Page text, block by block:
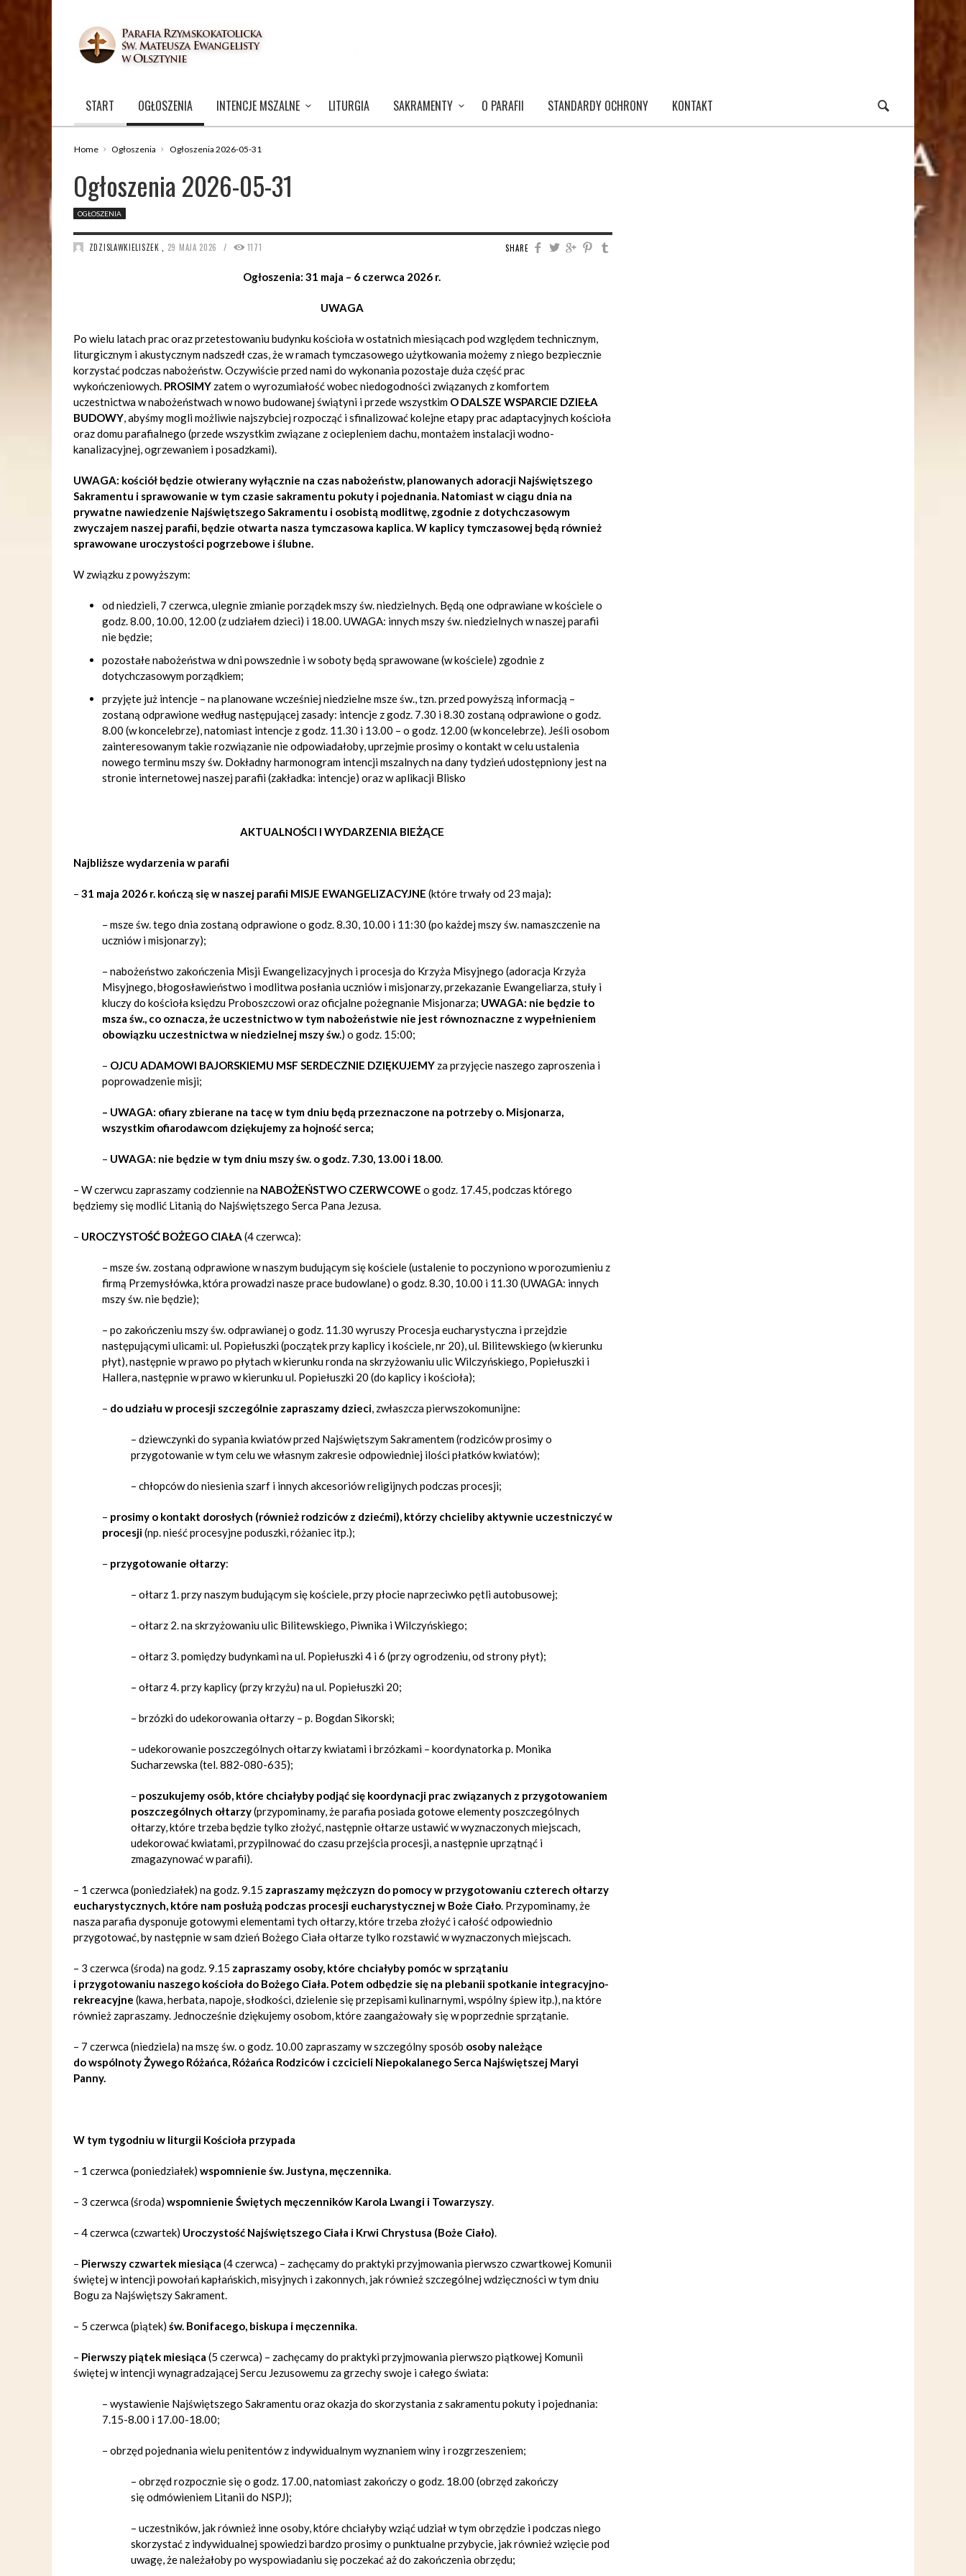
START OGŁOSZENIA INTENCJE MSZALNE LITURGIA SAKRAMENTY O PARAFII STANDARDY OCHRONY KONTAKT
Home Ogłoszenia Ogłoszenia 2026-05-31
Ogłoszenia 2026-05-31
OGŁOSZENIA
SHARE
ZDZISLAWKIELISZEK 29 MAJA 2026 / 1171
Ogłoszenia: 31 maja – 6 czerwca 2026 r.
UWAGA
Po wielu latach prac oraz przetestowaniu budynku kościoła w ostatnich miesiącach pod względem technicznym,
liturgicznym i akustycznym nadszedł czas, że w ramach tymczasowego użytkowania możemy z niego bezpiecznie
korzystać podczas nabożeństw. Oczywiście przed nami do wykonania pozostaje duża część prac
wykończeniowych. PROSIMY zatem o wyrozumiałość wobec niedogodności związanych z komfortem
uczestnictwa w nabożeństwach w nowo budowanej świątyni i przede wszystkim O DALSZE WSPARCIE DZIEŁA
BUDOWY, abyśmy mogli możliwie najszybciej rozpocząć i sfinalizować kolejne etapy prac adaptacyjnych kościoła
oraz domu parafialnego (przede wszystkim związane z ociepleniem dachu, montażem instalacji wodno-
kanalizacyjnej, ogrzewaniem i posadzkami).
UWAGA: kościół będzie otwierany wyłącznie na czas nabożeństw, planowanych adoracji Najświętszego
Sakramentu i sprawowanie w tym czasie sakramentu pokuty i pojednania. Natomiast w ciągu dnia na
prywatne nawiedzenie Najświętszego Sakramentu i osobistą modlitwę, zgodnie z dotychczasowym
zwyczajem naszej parafii, będzie otwarta nasza tymczasowa kaplica. W kaplicy tymczasowej będą również
sprawowane uroczystości pogrzebowe i ślubne.
W związku z powyższym:
od niedzieli, 7 czerwca, ulegnie zmianie porządek mszy św. niedzielnych. Będą one odprawiane w kościele o
godz. 8.00, 10.00, 12.00 (z udziałem dzieci) i 18.00. UWAGA: innych mszy św. niedzielnych w naszej parafii
nie będzie;
pozostałe nabożeństwa w dni powszednie i w soboty będą sprawowane (w kościele) zgodnie z
dotychczasowym porządkiem;
przyjęte już intencje – na planowane wcześniej niedzielne msze św., tzn. przed powyższą informacją –
zostaną odprawione według następującej zasady: intencje z godz. 7.30 i 8.30 zostaną odprawione o godz.
8.00 (w koncelebrze), natomiast intencje z godz. 11.30 i 13.00 – o godz. 12.00 (w koncelebrze). Jeśli osobom
zainteresowanym takie rozwiązanie nie odpowiadałoby, uprzejmie prosimy o kontakt w celu ustalenia
nowego terminu mszy św. Dokładny harmonogram intencji mszalnych na dany tydzień udostępniony jest na
stronie internetowej naszej parafii (zakładka: intencje) oraz w aplikacji Blisko
AKTUALNOŚCI I WYDARZENIA BIEŻĄCE
Najbliższe wydarzenia w parafii
– 31 maja 2026 r. kończą się w naszej parafii MISJE EWANGELIZACYJNE (które trwały od 23 maja):
– msze św. tego dnia zostaną odprawione o godz. 8.30, 10.00 i 11:30 (po każdej mszy św. namaszczenie na
uczniów i misjonarzy);
– nabożeństwo zakończenia Misji Ewangelizacyjnych i procesja do Krzyża Misyjnego (adoracja Krzyża
Misyjnego, błogosławieństwo i modlitwa posłania uczniów i misjonarzy, przekazanie Ewangeliarza, stuły i
kluczy do kościoła księdzu Proboszczowi oraz oficjalne pożegnanie Misjonarza; UWAGA: nie będzie to
msza św., co oznacza, że uczestnictwo w tym nabożeństwie nie jest równoznaczne z wypełnieniem
obowiązku uczestnictwa w niedzielnej mszy św.) o godz. 15:00;
– OJCU ADAMOWI BAJORSKIEMU MSF SERDECZNIE DZIĘKUJEMY za przyjęcie naszego zaproszenia i
poprowadzenie misji;
– UWAGA: ofiary zbierane na tacę w tym dniu będą przeznaczone na potrzeby o. Misjonarza,
wszystkim ofiarodawcom dziękujemy za hojność serca;
– UWAGA: nie będzie w tym dniu mszy św. o godz. 7.30, 13.00 i 18.00.
– W czerwcu zapraszamy codziennie na NABOŻEŃSTWO CZERWCOWE o godz. 17.45, podczas którego
będziemy się modlić Litanią do Najświętszego Serca Pana Jezusa.
– UROCZYSTOŚĆ BOŻEGO CIAŁA (4 czerwca):
– msze św. zostaną odprawione w naszym budującym się kościele(ustalenie to poczyniono w porozumieniu z
firmą Przemysłówka, która prowadzi nasze prace budowlane) o godz. 8.30, 10.00 i 11.30 (UWAGA: innych
mszy św. nie będzie);
– po zakończeniu mszy św. odprawianej o godz. 11.30 wyruszy Procesja eucharystyczna iprzejdzie
następującymi ulicami: ul. Popiełuszki (początek przy kaplicy i kościele, nr 20), ul. Bilitewskiego (w kierunku
płyt), następnie w prawo po płytach w kierunku ronda na skrzyżowaniu ulic Wilczyńskiego, Popiełuszki i
Hallera, następnie w prawo w kierunku ul. Popiełuszki 20 (do kaplicy i kościoła);
– do udziału w procesji szczególnie zapraszamy dzieci, zwłaszcza pierwszokomunijne:
– dziewczynki do sypania kwiatów przed Najświętszym Sakramentem (rodziców prosimy o
przygotowanie w tym celu we własnym zakresie odpowiedniej ilości płatków kwiatów);
– chłopców do niesienia szarf i innych akcesoriów religijnych podczas procesji;
– prosimy o kontakt dorosłych (również rodziców z dziećmi), którzy chcieliby aktywnie uczestniczyć w
procesji(np. nieść procesyjne poduszki, różaniec itp.);
– przygotowanie ołtarzy:
– ołtarz 1. przy naszym budującym się kościele, przy płocie naprzeciwko pętli autobusowej;
– ołtarz 2. na skrzyżowaniu ulic Bilitewskiego, Piwnika i Wilczyńskiego;
– ołtarz 3. pomiędzy budynkami na ul. Popiełuszki 4 i 6 (przy ogrodzeniu, od strony płyt);
– ołtarz 4. przy kaplicy (przy krzyżu) na ul. Popiełuszki 20;
– brzózki do udekorowania ołtarzy – p. Bogdan Sikorski;
– udekorowanie poszczególnych ołtarzy kwiatami i brzózkami – koordynatorka p. Monika
Sucharzewska(tel. 882-080-635);
– poszukujemy osób, które chciałyby podjąć się koordynacji prac związanych z przygotowaniem
poszczególnych ołtarzy(przypominamy, że parafia posiada gotowe elementy poszczególnych
ołtarzy, które trzeba będzie tylko złożyć, następnie ołtarze ustawić w wyznaczonych miejscach,
udekorować kwiatami, przypilnować do czasu przejścia procesji, a następnie uprzątnąć i
zmagazynować w parafii).
– 1 czerwca (poniedziałek) na godz. 9.15 zapraszamy mężczyzn do pomocy w przygotowaniu czterech ołtarzy
eucharystycznych, które nam posłużą podczas procesji eucharystycznej w Boże Ciało. Przypominamy, że
nasza parafia dysponuje gotowymi elementami tych ołtarzy, które trzeba złożyć i całość odpowiednio
przygotować, by następnie w sam dzień Bożego Ciała ołtarze tylko rozstawić w wyznaczonych miejscach.
– 3 czerwca (środa) na godz. 9.15 zapraszamy osoby, które chciałyby pomóc w sprzątaniu
i przygotowaniu naszego kościoła do Bożego Ciała. Potem odbędzie się na plebanii spotkanie integracyjno-
rekreacyjne (kawa, herbata, napoje, słodkości, dzielenie się przepisami kulinarnymi, wspólny śpiew itp.), na które
również zapraszamy. Jednocześnie dziękujemy osobom, które zaangażowały się w poprzednie sprzątanie.
– 7 czerwca (niedziela) na mszę św. o godz. 10.00 zapraszamy w szczególny sposób osoby należące
dowspólnoty Żywego Różańca, Różańca Rodziców i czcicieli Niepokalanego Serca Najświętszej Maryi
Panny.
W tym tygodniu w liturgii Kościoła przypada
– 1 czerwca (poniedziałek) wspomnienie św. Justyna, męczennika.
– 3 czerwca (środa) wspomnienie Świętych męczenników Karola Lwangi i Towarzyszy.
– 4 czerwca (czwartek) Uroczystość Najświętszego Ciała i Krwi Chrystusa (Boże Ciało).
– Pierwszy czwartek miesiąca (4 czerwca) – zachęcamy do praktyki przyjmowania pierwszo czwartkowej Komunii
świętej w intencji powołań kapłańskich, misyjnych i zakonnych, jak również szczególnej wdzięczności w tym dniu
Bogu za Najświętszy Sakrament.
– 5 czerwca (piątek) św. Bonifacego, biskupa i męczennika.
– Pierwszy piątek miesiąca (5 czerwca) – zachęcamy do praktyki przyjmowania pierwszo piątkowej Komunii
świętej w intencji wynagradzającej Sercu Jezusowemu za grzechy swoje i całego świata:
– wystawienie Najświętszego Sakramentu oraz okazja do skorzystania z sakramentu pokuty i pojednania:
7.15-8.00 i 17.00-18.00;
– obrzęd pojednania wielu penitentów z indywidualnym wyznaniem winy i rozgrzeszeniem;
– obrzęd rozpocznie się o godz. 17.00, natomiast zakończy o godz. 18.00 (obrzęd zakończy
się odmówieniem Litanii do NSPJ);
– uczestników, jak również inne osoby, które chciałyby wziąć udział w tym obrzędzie i podczas niego
skorzystać z indywidualnej spowiedzi bardzo prosimy o punktualne przybycie, jak również wzięcie pod
uwagę, że należałoby po wyspowiadaniu się poczekać aż do zakończenia obrzędu;